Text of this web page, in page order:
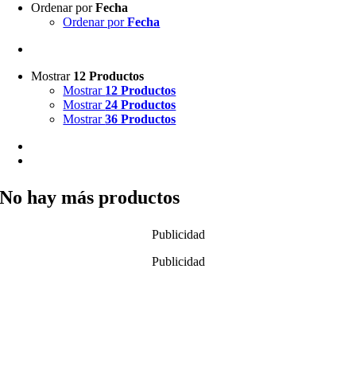
Ordenar porFecha
Ordenar porFecha
Mostrar 12 Productos
Mostrar 12 Productos
Mostrar24 Productos
Mostrar36 Productos
No hay más productos
Publicidad
Publicidad